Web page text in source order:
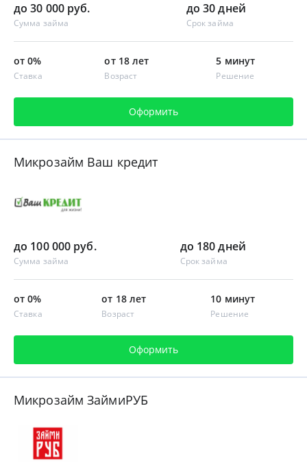
до 30 000 руб.
Сумма займа
до 30 дней
Срок займа
от 0%
Ставка
от 18 лет
Возраст
5 минут
Решение
Оформить
Микрозайм Ваш кредит
до 100 000 руб.
Сумма займа
до 180 дней
Срок займа
от 0%
Ставка
от 18 лет
Возраст
10 минут
Решение
Оформить
Микрозайм ЗаймиРУБ